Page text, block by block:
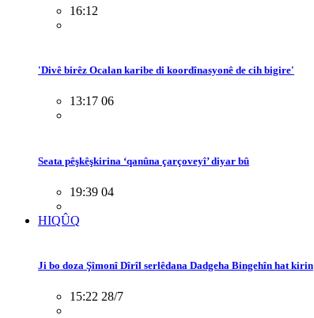
16:12
'Divê birêz Ocalan karibe di koordînasyonê de cih bigire'
13:17 06
Seata pêşkêşkirina ‘qanûna çarçoveyî’ diyar bû
19:39 04
HIQÛQ
Ji bo doza Şîmonî Dîrîl serlêdana Dadgeha Bingehîn hat kirin
15:22 28/7